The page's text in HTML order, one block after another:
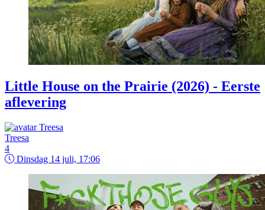
Little House on the Prairie (2026) - Eerste
aflevering
Treesa
4
Dinsdag 14 juli, 17:06